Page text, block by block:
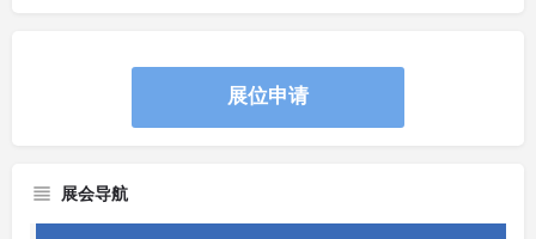
展位申请
展会导航